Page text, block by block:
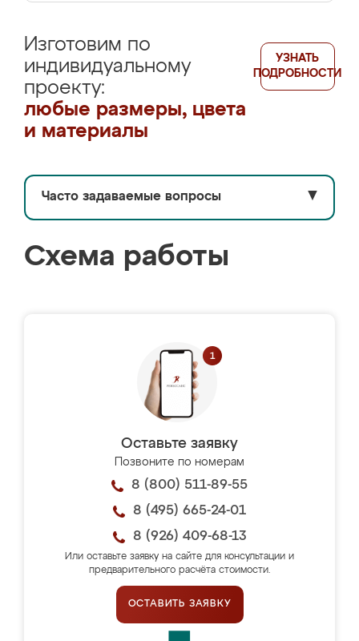
Изготовим по
индивидуальному
проекту:
любые размеры, цвета
и материалы
УЗНАТЬ
ПОДРОБНОСТИ
Часто задаваемые вопросы ▼
Схема работы
Оставьте заявку
Позвоните по номерам
8 (800) 511-89-55
8 (495) 665-24-01
8 (926) 409-68-13
Или оставьте заявку на сайте для консультации и
предварительного расчёта стоимости.
ОСТАВИТЬ ЗАЯВКУ